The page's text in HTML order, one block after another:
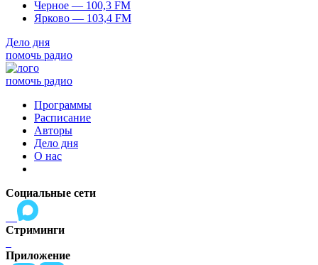
Черное — 100,3 FM
Ярково — 103,4 FM
Дело дня
помочь радио
помочь радио
Программы
Расписание
Авторы
Дело дня
О нас
Социальные сети
Стриминги
Приложение